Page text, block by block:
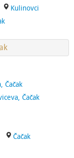
Kulinovci
Čačak
Čačak
Čačak